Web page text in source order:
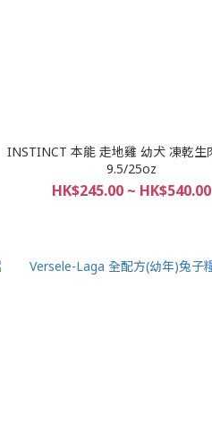
INSTINCT 本能 走地雞 幼犬 凍乾生肉主食糧
9.5/25oz
HK$245.00 ~ HK$540.00